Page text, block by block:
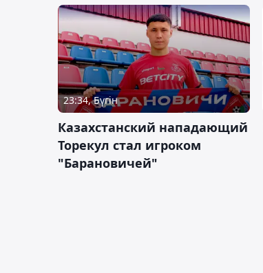
23:34, Бүгін
Казахстанский нападающий
Торекул стал игроком
"Барановичей"